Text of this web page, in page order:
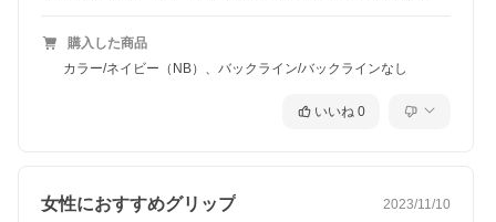
購入した商品
カラー/ネイビー（NB）、バックライン/バックラインなし
いいね 0
女性におすすめグリップ 2023/11/10